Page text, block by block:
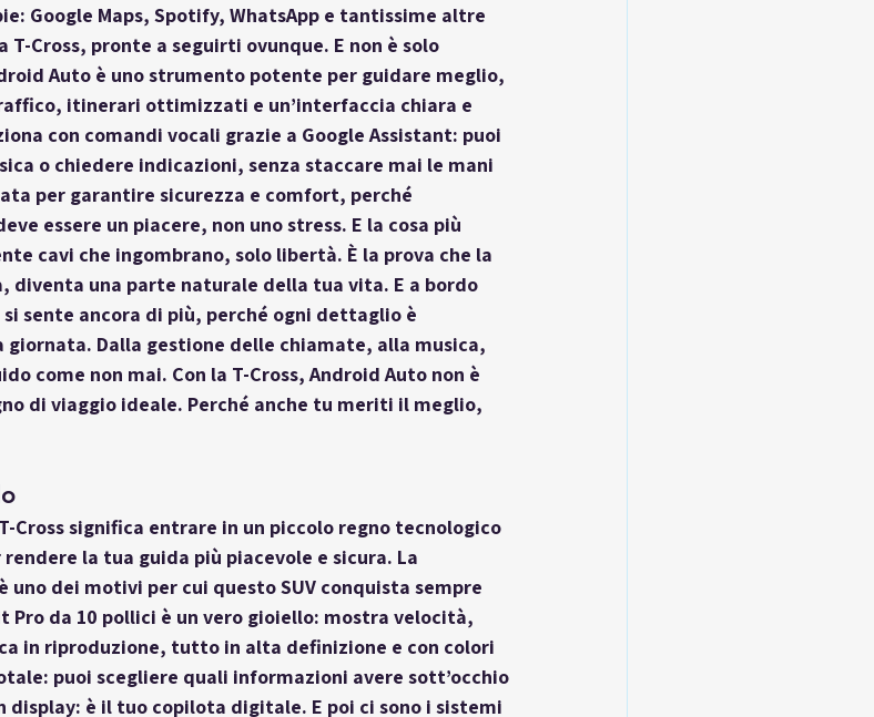
Google Maps, Spotify, WhatsApp e tantissime altre
Cross, pronte a seguirti ovunque. E non è solo
Auto è uno strumento potente per guidare meglio,
itinerari ottimizzati e un’interfaccia chiara e
con comandi vocali grazie a Google Assistant: puoi
o chiedere indicazioni, senza staccare mai le mani
per garantire sicurezza e comfort, perché
essere un piacere, non uno stress. E la cosa più
cavi che ingombrano, solo libertà. È la prova che la
diventa una parte naturale della tua vita. E a bordo
sente ancora di più, perché ogni dettaglio è
Dalla gestione delle chiamate, alla musica,
come non mai. Con la T-Cross, Android Auto non è
di viaggio ideale. Perché anche tu meriti il meglio,
Cross significa entrare in un piccolo regno tecnologico
la tua guida più piacevole e sicura. La
è uno dei motivi per cui questo SUV conquista sempre
da 10 pollici è un vero gioiello: mostra velocità,
in riproduzione, tutto in alta definizione e con colori
puoi scegliere quali informazioni avere sott’occhio
display: è il tuo copilota digitale. E poi ci sono i sistemi